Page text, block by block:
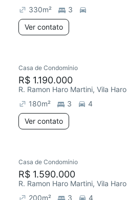
330m²
3
Ver contato
Casa de Condomínio
R$ 1.190.000
R. Ramon Haro Martini, Vila Haro
180m² 3
4
Ver contato
Casa de Condomínio
R$ 1.590.000
R. Ramon Haro Martini, Vila Haro
200m² 3 4